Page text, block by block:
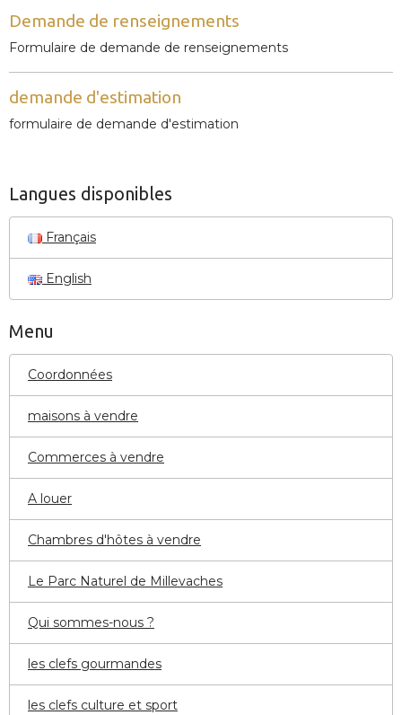
Demande de renseignements
Formulaire de demande de renseignements
demande d'estimation
formulaire de demande d'estimation
Langues disponibles
Français
English
Menu
Coordonnées
maisons à vendre
Commerces à vendre
A louer
Chambres d'hôtes à vendre
Le Parc Naturel de Millevaches
Qui sommes-nous ?
les clefs gourmandes
les clefs culture et sport